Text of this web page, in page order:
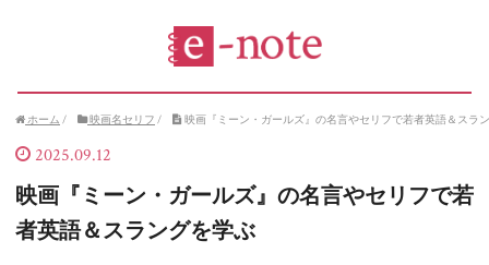
ホーム / 映画名セリフ / 映画『ミーン・ガールズ』の名言やセリフで若者英語＆スラ
2025.09.12
映画『ミーン・ガールズ』の名言やセリフで若
者英語＆スラングを学ぶ